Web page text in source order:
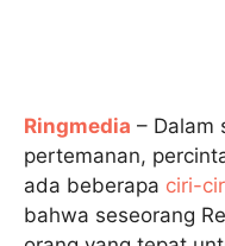
Ringmedia – Dalam
pertemanan,
ada beberapa ciri-
bahwa seseorang